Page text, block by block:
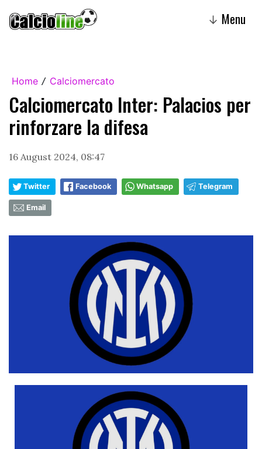
↓ Menu
Home / Calciomercato
Calciomercato Inter: Palacios per
rinforzare la difesa
16 August 2024, 08:47
Twitter Facebook Whatsapp Telegram
Email